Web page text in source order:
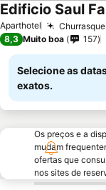
Aparthotel
Edificio Saul
8,3 Muito boa 157
Selecione as
exatos.
Os preços e a
mudam
ofertas que
nos sites de